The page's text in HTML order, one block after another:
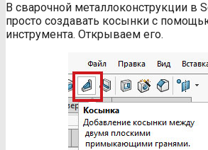
В сварочной металлоконструкции в
просто создавать косынки с
инструмента. Открываем его.